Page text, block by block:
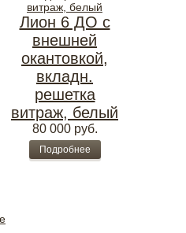
Лион 6 ДО с
внешней
окантовкой,
вкладн.
решетка
витраж, белый
80 000 руб.
Подробнее